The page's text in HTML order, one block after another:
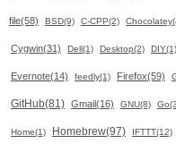
file(58) BSD(9) C-CPP(2)
Cygwin(31) Dell(1) Desktop(2) DIY(1)
Evernote(14) feedly(1) Firefox(59)
GitHub(81) Gmail(16) GNU(8)
Home(1) Homebrew(97) IFTTT(12)